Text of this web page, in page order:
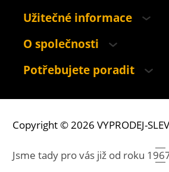
Užitečné informace
O společnosti
Potřebujete poradit
Copyright © 2026 VYPRODEJ-
Jsme tady pro vás již od roku